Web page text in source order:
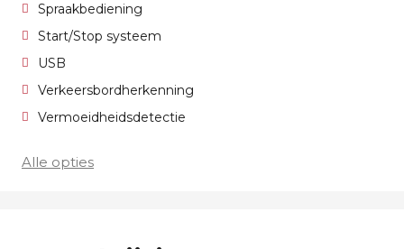
Spraakbediening
Start/Stop systeem
USB
Verkeersbordherkenning
Vermoeidheidsdetectie
Alle opties